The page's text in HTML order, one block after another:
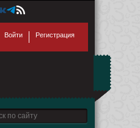
Войти Регистрация